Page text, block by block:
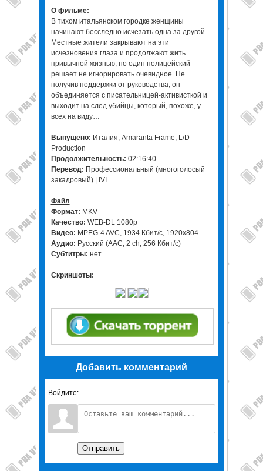
О фильме:
В тихом итальянском городке женщины
начинают бесследно исчезать одна за другой.
Местные жители закрывают на эти
исчезновения глаза и продолжают жить
привычной жизнью, но один полицейский
решает не игнорировать очевидное. Не
получив поддержки от руководства, он
объединяется с писательницей-активисткой и
выходит на след убийцы, который, похоже, у
всех на виду…
Выпущено: Италия, Amaranta Frame, L/D
Production
Продолжительность: 02:16:40
Перевод: Профессиональный (многоголосый
закадровый) | IVI
Файл
Формат: MKV
Качество: WEB-DL 1080p
Видео: MPEG-4 AVC, 1934 Кбит/с, 1920x804
Аудио: Русский (AAC, 2 ch, 256 Кбит/с)
Субтитры: нет
Скриншоты:
Добавить комментарий
Войдите:
Отправить